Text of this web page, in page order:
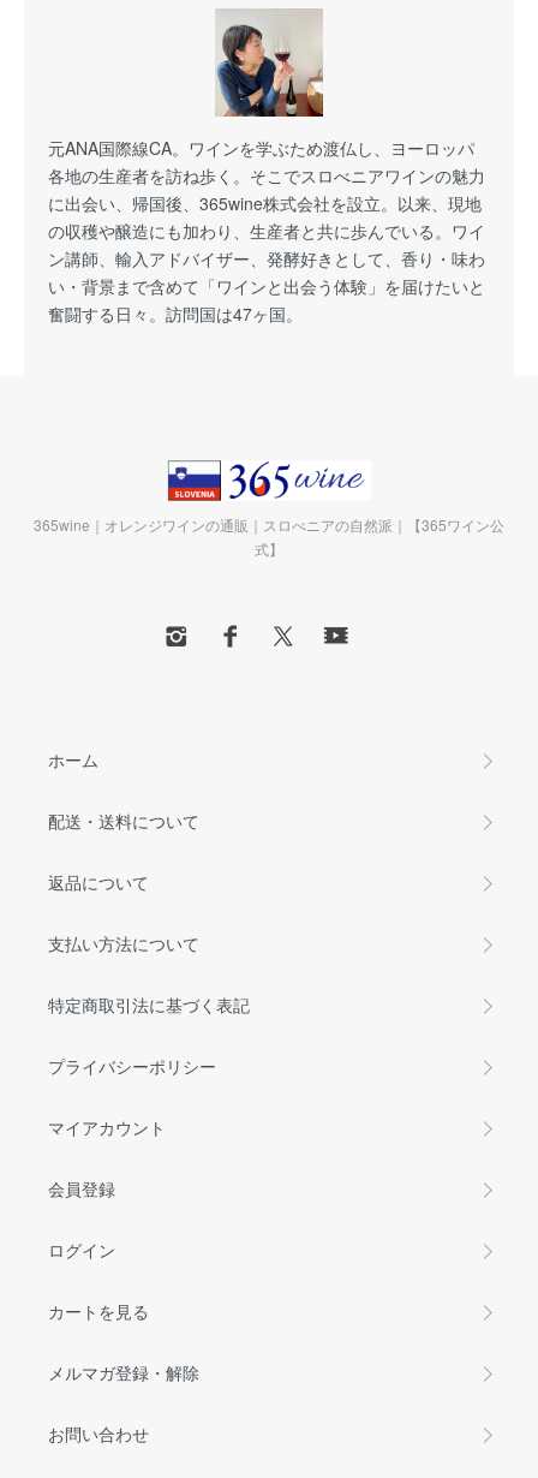
元ANA国際線CA。ワインを学ぶため渡仏し、ヨーロッパ
各地の生産者を訪ね歩く。そこでスロべニアワインの魅力
に出会い、帰国後、365wine株式会社を設立。以来、現地
の収穫や醸造にも加わり、生産者と共に歩んでいる。ワイ
ン講師、輸入アドバイザー、発酵好きとして、香り・味わ
い・背景まで含めて「ワインと出会う体験」を届けたいと
奮闘する日々。訪問国は47ヶ国。
365wine｜オレンジワインの通販｜スロべニアの自然派｜【365ワイン公
式】
ホーム
配送・送料について
返品について
支払い方法について
特定商取引法に基づく表記
プライバシーポリシー
マイアカウント
会員登録
ログイン
カートを見る
メルマガ登録・解除
お問い合わせ